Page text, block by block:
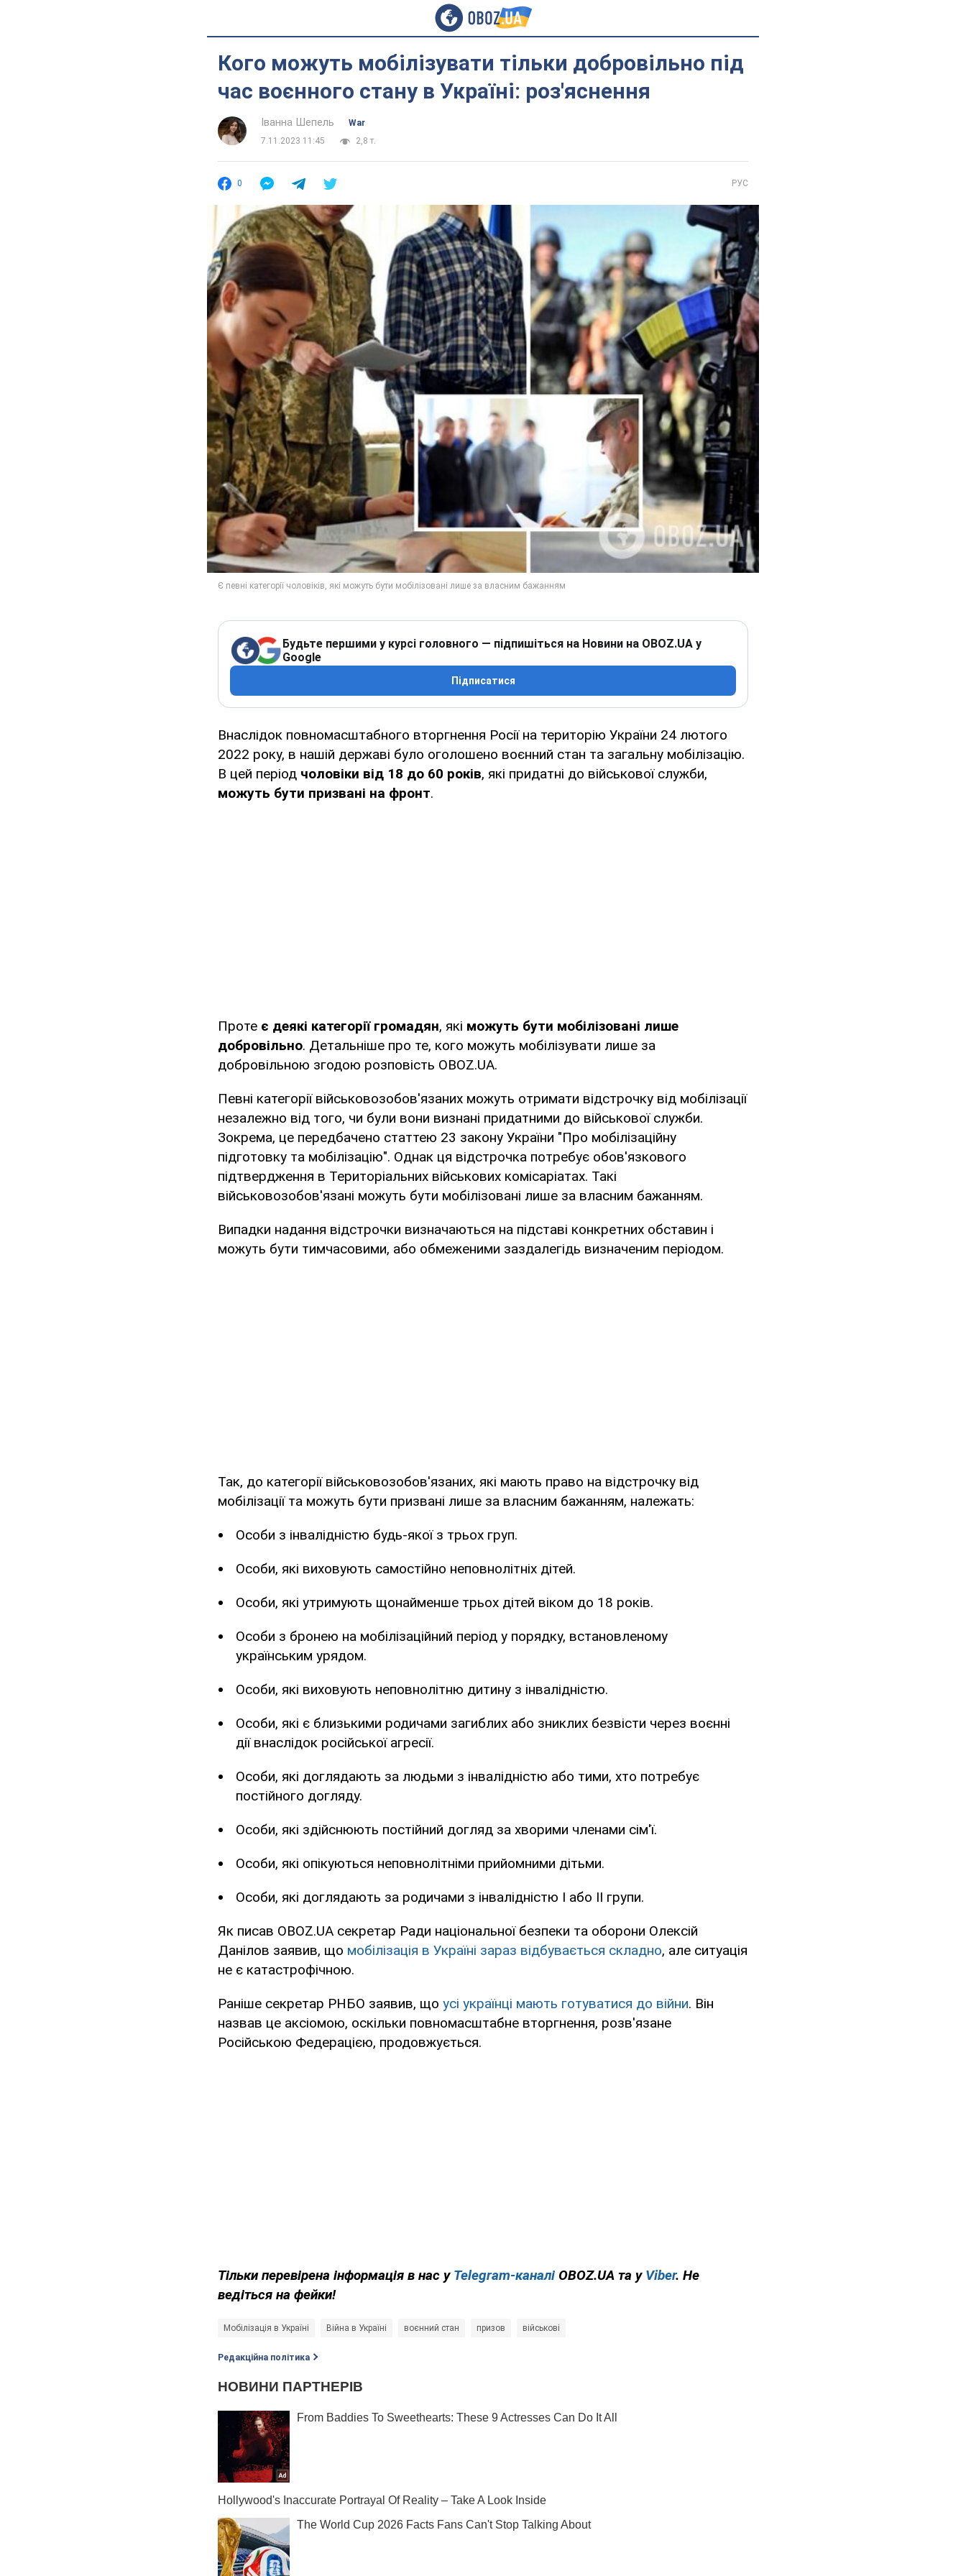
Кого можуть мобілізувати тільки добровільно під
час воєнного стану в Україні: роз'яснення
Іванна Шепель
War
7.11.2023 11:45
2,8 т.
0 РУС
Будьте першими у курсі головного — підпишіться на Новини на OBOZ.UA у
Google
Підписатися
Внаслідок повномасштабного вторгнення Росії на територію України 24 лютого
2022 року, в нашій державі було оголошено воєнний стан та загальну мобілізацію.
В цей період чоловіки від 18 до 60 років, які придатні до військової служби,
можуть бути призвані на фронт.
Проте є деякі категорії громадян, які можуть бути мобілізовані лише
добровільно. Детальніше про те, кого можуть мобілізувати лише за
добровільною згодою розповість OBOZ.UA.
Певні категорії військовозобов'язаних можуть отримати відстрочку від мобілізації
незалежно від того, чи були вони визнані придатними до військової служби.
Зокрема, це передбачено статтею 23 закону України "Про мобілізаційну
підготовку та мобілізацію". Однак ця відстрочка потребує обов'язкового
підтвердження в Територіальних військових комісаріатах. Такі
військовозобов'язані можуть бути мобілізовані лише за власним бажанням.
Випадки надання відстрочки визначаються на підставі конкретних обставин і
можуть бути тимчасовими, або обмеженими заздалегідь визначеним періодом.
Так, до категорії військовозобов'язаних, які мають право на відстрочку від
мобілізації та можуть бути призвані лише за власним бажанням, належать:
Особи з інвалідністю будь-якої з трьох груп.
Особи, які виховують самостійно неповнолітніх дітей.
Особи, які утримують щонайменше трьох дітей віком до 18 років.
Особи з бронею на мобілізаційний період у порядку, встановленому
українським урядом.
Особи, які виховують неповнолітню дитину з інвалідністю.
Особи, які є близькими родичами загиблих або зниклих безвісти через воєнні
дії внаслідок російської агресії.
Особи, які доглядають за людьми з інвалідністю або тими, хто потребує
постійного догляду.
Особи, які здійснюють постійний догляд за хворими членами сім'ї.
Особи, які опікуються неповнолітніми прийомними дітьми.
Особи, які доглядають за родичами з інвалідністю I або II групи.
Як писав OBOZ.UA секретар Ради національної безпеки та оборони Олексій
Данілов заявив, що мобілізація в Україні зараз відбувається складно, але ситуація
не є катастрофічною.
Раніше секретар РНБО заявив, що усі українці мають готуватися до війни. Він
назвав це аксіомою, оскільки повномасштабне вторгнення, розв'язане
Російською Федерацією, продовжується.
Тільки перевірена інформація в нас у Telegram-каналі OBOZ.UA та у Viber. Не
ведіться на фейки!
Мобілізація в Україні Війна в Україні воєнний стан призов військові
Редакційна політика